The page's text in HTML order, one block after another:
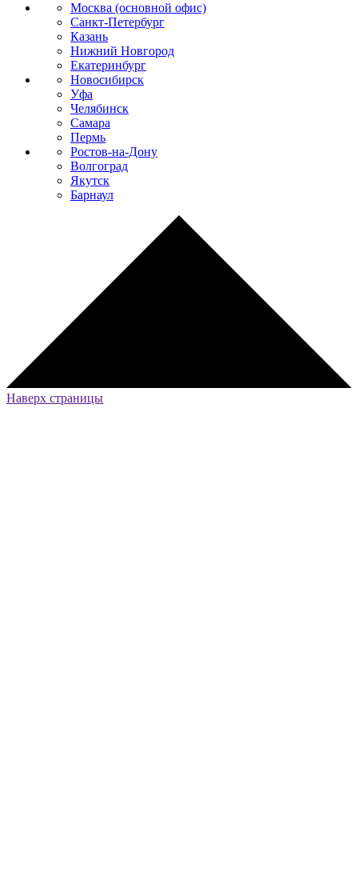
Москва (основной офис)
Санкт-Петербург
Казань
Нижний Новгород
Екатеринбург
Новосибирск
Уфа
Челябинск
Самара
Пермь
Ростов-на-Дону
Волгоград
Якутск
Барнаул
Наверх страницы